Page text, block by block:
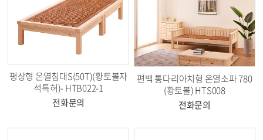
평상형 온열침대S(50T)(황토볼자
석특허)- HTB022-1
전화문의
편백 통다리아치형 온열소파 780
(황토볼) HTS008
전화문의